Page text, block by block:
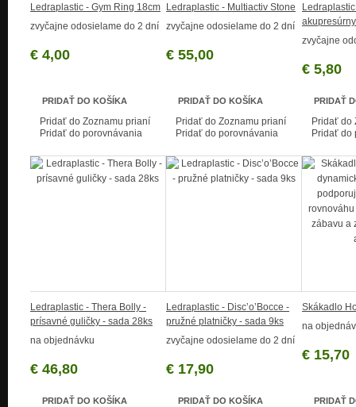
Ledraplastic - Gym Ring 18cm
zvyčajne odosielame do 2 dní
€ 4,00
PRIDAŤ DO KOŠÍKA
Pridať do Zoznamu prianí
Pridať do porovnávania
Ledraplastic - Multiactiv Stone
zvyčajne odosielame do 2 dní
€ 55,00
PRIDAŤ DO KOŠÍKA
Pridať do Zoznamu prianí
Pridať do porovnávania
zvyčajne
€ 5,80
PRIDAŤ
Pridať do
Pridať do
Ledraplastic - Thera Bolly -
prísavné guličky - sada 28ks
na objednávku
€ 46,80
PRIDAŤ DO KOŠÍKA
Ledraplastic - Disc’o’Bocce -
pružné platničky - sada 9ks
zvyčajne odosielame do 2 dní
€ 17,90
PRIDAŤ DO KOŠÍKA
Skákadlo
na
€ 15,70
PRIDAŤ